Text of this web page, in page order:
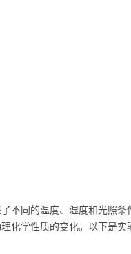
不同的温度、湿度和光照条
化学性质的变化。以下是实